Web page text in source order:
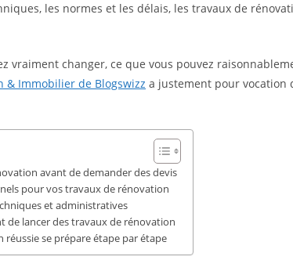
les normes et les délais, les travaux de
vraiment changer, ce que vous pouvez
& Immobilier de Blogswizz a justement pour vocation
avant de demander des devis
pour vos travaux de rénovation
et administratives
de lancer des travaux de rénovation
réussie se prépare étape par étape